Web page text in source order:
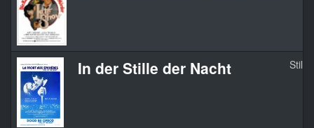
In der Stille der Nacht Still